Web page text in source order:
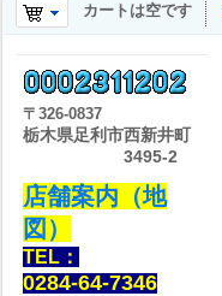
カートは空です
〒 326-0837
栃木県足利市西新井町
3495-2
店舗案内（地
図）
TEL：
0284-64-7346